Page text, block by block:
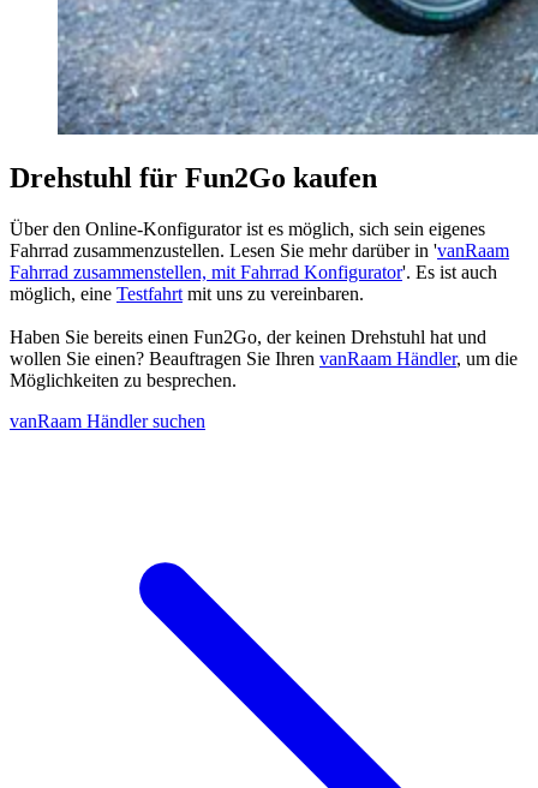
Drehstuhl für Fun2Go kaufen
Über den Online-Konfigurator ist es möglich, sich sein eigenes
Fahrrad zusammenzustellen. Lesen Sie mehr darüber in 'vanRaam
Fahrrad zusammenstellen, mit Fahrrad Konfigurator'. Es ist auch
möglich, eine Testfahrt mit uns zu vereinbaren.
Haben Sie bereits einen Fun2Go, der keinen Drehstuhl hat und
wollen Sie einen? Beauftragen Sie Ihren vanRaam Händler, um die
Möglichkeiten zu besprechen.
vanRaam Händler suchen